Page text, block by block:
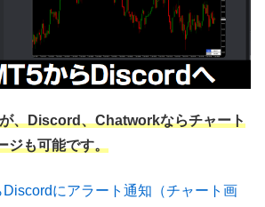
、Discord、Chatworkならチャート
ジも可能です。
Discordにアラート通知（チャート画